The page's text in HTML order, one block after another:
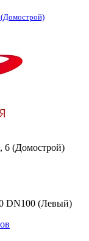
(Домострой)
6 (Домострой)
DN100 (Левый)